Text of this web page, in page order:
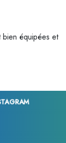
bien équipées et
chirurgien